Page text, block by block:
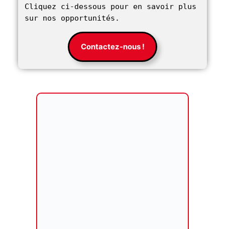
Cliquez ci-dessous pour en savoir plus
sur nos opportunités.
Contactez-nous !